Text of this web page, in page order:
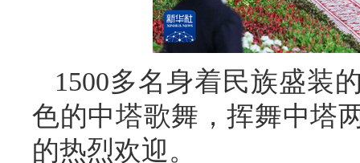
1500多名身着民族盛装
色的中塔歌舞，挥舞中塔
的热烈欢迎。